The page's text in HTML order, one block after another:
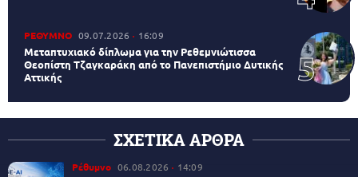
ΡΕΘΥΜΝΟ 09.07.2026 16:09
Μεταπτυχιακό δίπλωμα για την Ρεθεμνιώτισσα
Θεοπίστη Τζαγκαράκη από το Πανεπιστήμιο Δυτικής
Αττικής
ΣΧΕΤΙΚΑ ΑΡΘΡΑ
Ρέθυμνο 06.08.2026 14:09